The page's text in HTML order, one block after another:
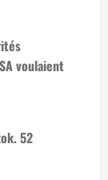
voulaient
52